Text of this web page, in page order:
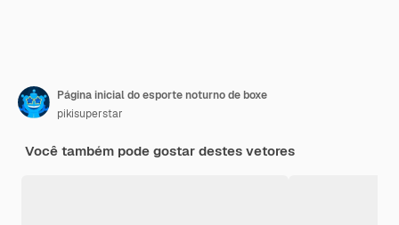
Página inicial do esporte noturno de boxe
pikisuperstar
Você também pode gostar destes vetores